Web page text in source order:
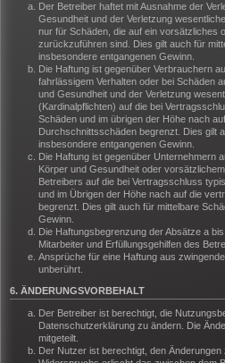
Der Betreiber haftet mit Ausnahme der
Gesundheit und der Verletzung
nur für Schäden, die auf ein vorsätzliches
zurückzuführen sind. Dies gilt auch für
insbesondere entgangenen Gewinn.
Die Haftung ist gegenüber Verbrauchern
fahrlässigem Verhalten oder bei Schäden
und Gesundheit und der Verletzung
(Kardinalpflichten) auf die bei
Schäden und im übrigen der Höhe nach
Durchschnittsschäden begrenzt. Dies gilt
insbesondere entgangenen Gewinn.
Die Haftung ist gegenüber Unternehmern
Körper und Gesundheit oder
Betreibers auf die bei Vertragsschluss
und im Übrigen der Höhe nach auf die
begrenzt. Dies gilt auch für mittelbare
Gewinn.
Die Haftungsbegrenzung der Absätze a
Mitarbeiter und Erfüllungsgehilfen des
Ansprüche für eine Haftung aus
unberührt.
6. ÄNDERUNGSVORBEHALT
Der Betreiber ist berechtigt, die
Datenschutzerklärung zu ändern. Die
mitgeteilt.
Der Nutzer ist berechtigt, den